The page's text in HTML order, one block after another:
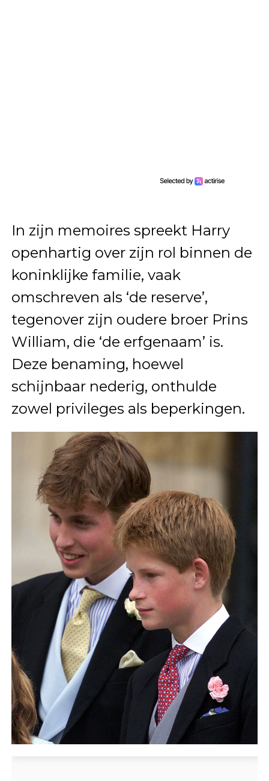
In zijn memoires spreekt Harry
openhartig over zijn rol binnen de
koninklijke familie, vaak
omschreven als ‘de reserve’,
tegenover zijn oudere broer Prins
William, die ‘de erfgenaam’ is.
Deze benaming, hoewel
schijnbaar nederig, onthulde
zowel privileges als beperkingen.